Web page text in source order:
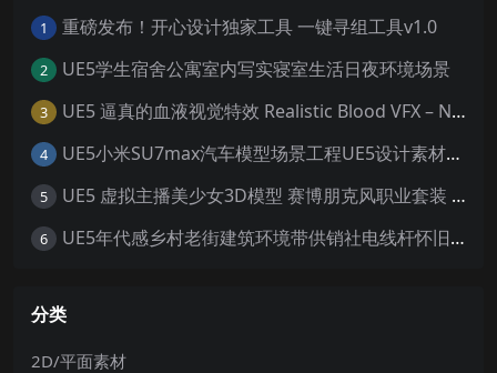
1 重磅发布！开心设计独家工具 一键寻组工具v1.0
2 UE5学生宿舍公寓室内写实寝室生活日夜环境场景
3 UE5 逼真的血液视觉特效 Realistic Blood VFX – Niagara Blood Effects
4 UE5小米SU7max汽车模型场景工程UE5设计素材写实风格汽车工程
5 UE5 虚拟主播美少女3D模型 赛博朋克风职业套装 游戏角色素材
6 UE5年代感乡村老街建筑环境带供销社电线杆怀旧大场景5.0+
分类
2D/平面素材